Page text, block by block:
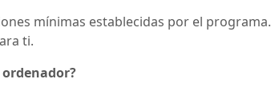
mínimas establecidas por el programa.
ti.